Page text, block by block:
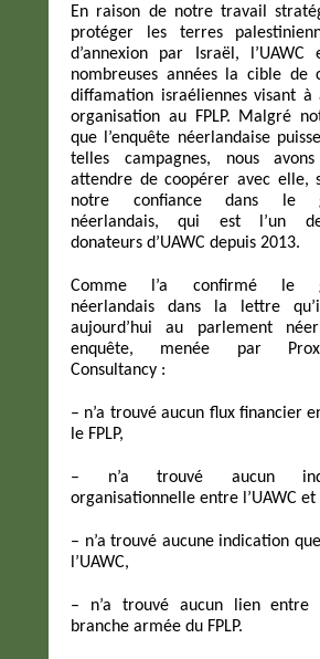
En raison de notre travail
protéger les terres
d’annexion par Israël,
nombreuses années la cible de
diffamation israéliennes visant à
organisation au FPLP. Malgré
que l’enquête néerlandaise
telles campagnes, nous
attendre de coopérer avec elle,
notre confiance dans le
néerlandais, qui est l’un
donateurs d’UAWC depuis 2013.
Comme l’a confirmé le
néerlandais dans la lettre
aujourd’hui au parlement
enquête, menée par
Consultancy :
– n’a trouvé aucun flux financier
le FPLP,
– n’a trouvé aucun
organisationnelle entre l’UAWC et
– n’a trouvé aucune indication
l’UAWC,
– n’a trouvé aucun lien entre
branche armée du FPLP.